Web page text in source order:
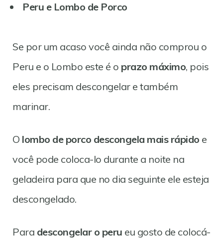
Peru e Lombo de Porco
Se por um acaso você ainda não comprou o
Peru e o Lombo este é o prazo máximo, pois
eles precisam descongelar e também
marinar.
O lombo de porco descongela mais rápido e
você pode coloca-lo durante a noite na
geladeira para que no dia seguinte ele esteja
descongelado.
Para descongelar o peru eu gosto de colocá-